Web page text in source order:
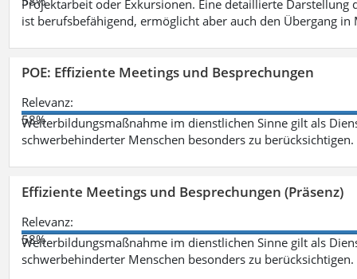
Projektarbeit oder Exkursionen. Eine detaillierte
ist berufsbefähigend, ermöglicht aber auch den Übergang in
POE: Effiziente Meetings und Besprechungen
Relevanz:
58%
Weiterbildungsmaßnahme im dienstlichen Sinne gilt als
schwerbehinderter Menschen besonders zu berücksichtigen.
Effiziente Meetings und Besprechungen (Präsenz)
Relevanz:
58%
Weiterbildungsmaßnahme im dienstlichen Sinne gilt als
schwerbehinderter Menschen besonders zu berücksichtigen.